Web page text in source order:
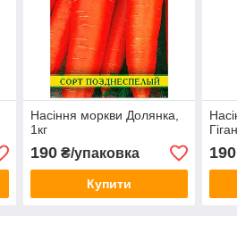
Насіння моркви Долянка,
1кг
190₴/упаковка
Купити
190